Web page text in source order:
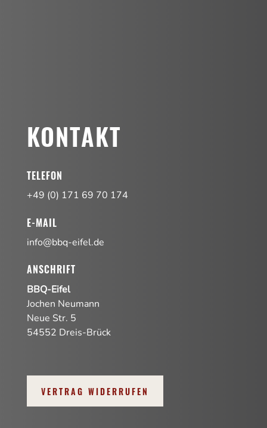
KONTAKT
TELEFON
+49 (0) 171 69 70 174
E-MAIL
info@bbq-eifel.de
ANSCHRIFT
BBQ-Eifel
Jochen Neumann
Neue Str. 5
54552 Dreis-Brück
VERTRAG WIDERRUFEN